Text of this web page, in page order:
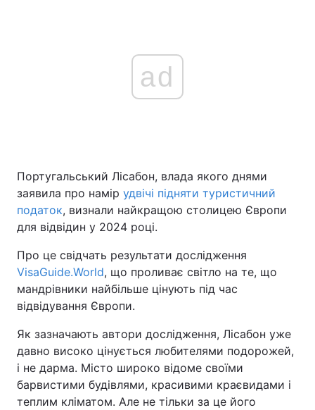
Головна Війна
Україна Політика
Економіка
Спорт Наука
Техно і зв'язок Лайт
Зброя Інциденти
Цікавинки Погода
ad
Португальський Лісабон, влада якого днями
заявила про намір удвічі підняти туристичний
податок, визнали найкращою столицею Європи
для відвідин у 2024 році.
Про це свідчать результати дослідження
VisaGuide.World, що проливає світло на те, що
мандрівники найбільше цінують під час
відвідування Європи.
Як зазначають автори дослідження, Лісабон уже
давно високо цінується любителями подорожей,
і не дарма. Місто широко відоме своїми
барвистими будівлями, красивими краєвидами і
теплим кліматом. Але не тільки за це його